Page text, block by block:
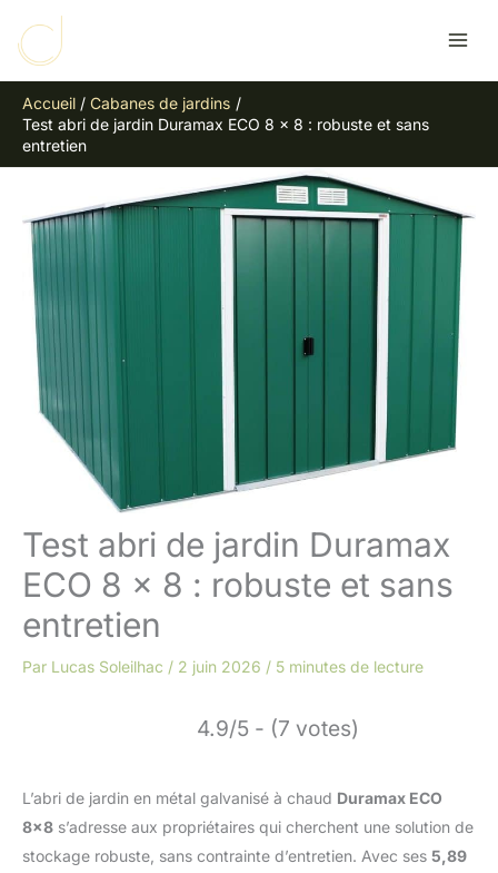
contenu
Accueil
Cabanes de jardins
Test abri de jardin Duramax ECO 8 x 8 : robuste et sans
entretien
Test abri de jardin Duramax
ECO 8 x 8 : robuste et sans
entretien
Par Lucas Soleilhac / 2 juin 2026 / 5 minutes de lecture
4.9/5 - (7 votes)
L’abri de jardin en métal galvanisé à chaud Duramax ECO
8×8 s’adresse aux propriétaires qui cherchent une solution de
stockage robuste, sans contrainte d’entretien. Avec ses 5,89
e
h
e
r